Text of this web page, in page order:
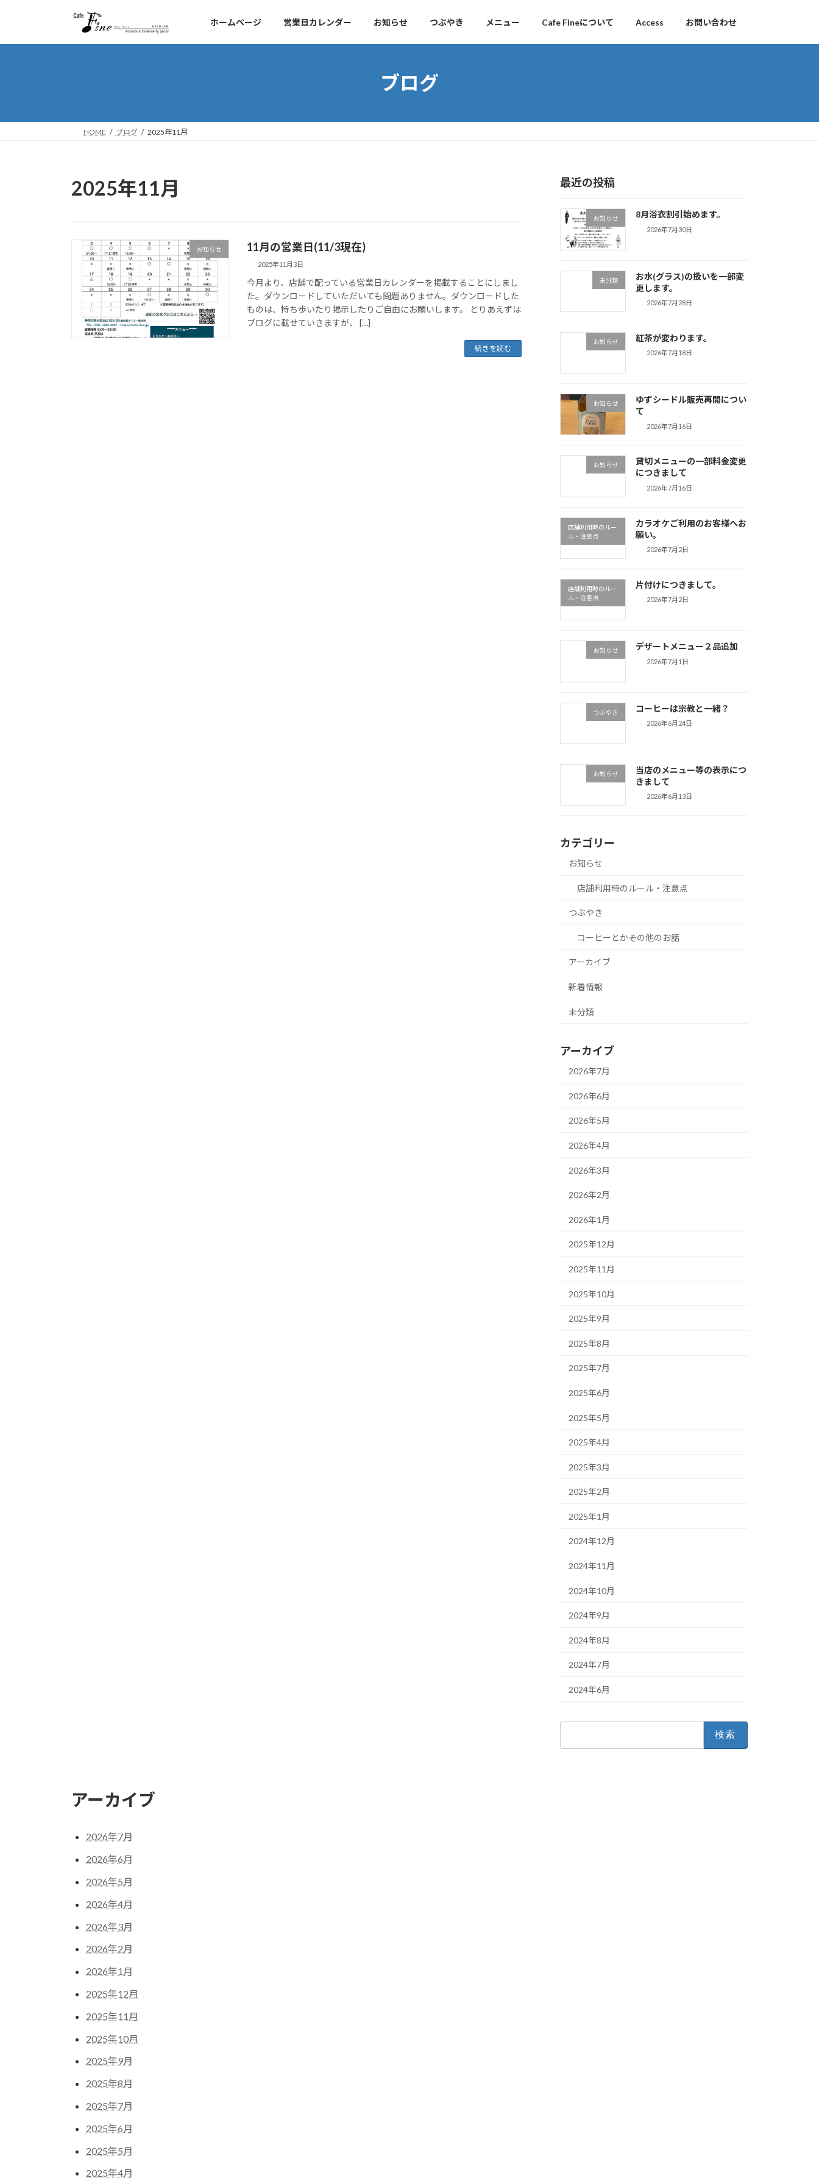
ッ
移
ホームページ 営業日カレンダー お知らせ つぶやき メニュー Cafe Fineについて Access お問い合わせ
ブログ
HOME ブログ 2025年11月
2025年11月
お知らせ 11月の営業日(11/3現在)
2025年11月3日
今月より、店舗で配っている営業日カレンダーを掲載することにしまし
た。ダウンロードしていただいても問題ありません。ダウンロードした
ものは、持ち歩いたり掲示したりご自由にお願いします。 とりあえずは
ブログに載せていきますが、 […]
続きを読む
最近の投稿
お知らせ 8月浴衣割引始めます。
2026年7月30日
未分類
お水(グラス)の扱いを一部変
更します。
2026年7月28日
お知らせ 紅茶が変わります。
2026年7月18日
お知らせ
ゆずシードル販売再開につい
て
2026年7月16日
お知らせ
貸切メニューの一部料金変更
につきまして
2026年7月16日
店舗利用時のルー
ル・注意点
カラオケご利用のお客様へお
願い。
2026年7月2日
店舗利用時のルー
ル・注意点
片付けにつきまして。
2026年7月2日
お知らせ デザートメニュー２品追加
2026年7月1日
つぶやき コーヒーは宗教と一緒？
2026年6月24日
お知らせ
当店のメニュー等の表示につ
きまして
2026年6月13日
カテゴリー
お知らせ
店舗利用時のルール・注意点
つぶやき
コーヒーとかその他のお話
アーカイブ
新着情報
未分類
アーカイブ
2026年7月
2026年6月
2026年5月
2026年4月
2026年3月
2026年2月
2026年1月
2025年12月
2025年11月
2025年10月
2025年9月
2025年8月
2025年7月
2025年6月
2025年5月
2025年4月
2025年3月
2025年2月
2025年1月
2024年12月
2024年11月
2024年10月
2024年9月
2024年8月
2024年7月
2024年6月
アーカイブ
2026年7月
2026年6月
2026年5月
2026年4月
2026年3月
2026年2月
2026年1月
2025年12月
2025年11月
2025年10月
2025年9月
2025年8月
2025年7月
2025年6月
2025年5月
2025年4月